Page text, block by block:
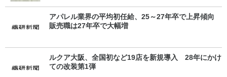
アパレル業界の平均初任給、25～27年卒で上昇傾向
販売職は27年卒で大幅増
ルクア大阪、全国初など19店を新規導入 28年にかけ
ての改装第1弾